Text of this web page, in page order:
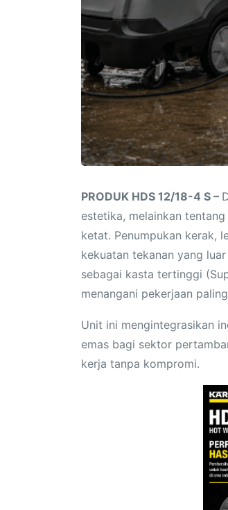
PRODUK HDS 12/18-4 S –
estetika, melainkan
ketat. Penumpukan kerak,
kekuatan tekanan yang
sebagai kasta tertinggi
menangani pekerjaan
Unit ini mengintegrasikan
emas bagi sektor
kerja tanpa kompromi.